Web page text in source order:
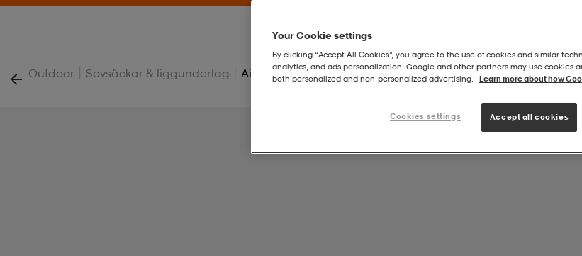
Outdoor | Sovsäckar & liggunderlag | Air Bed Double
Your Cookie settings
By clicking “Accept All Cookies”, you agree to the use of cookies and similar
analytics, and ads personalization. Google and other partners may use cookies
both personalized and non‑personalized advertising.
Learn more about how
Cookies settings Accept all cookies